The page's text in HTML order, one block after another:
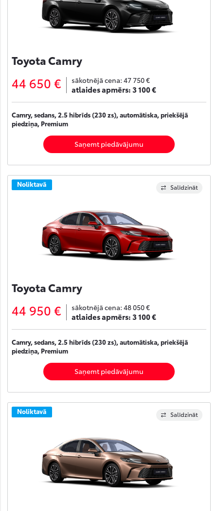
Toyota Camry
44 650 € sākotnējā cena: 47 750 €
atlaides apmērs:3 100 €
Camry, sedans, 2.5 hibrīds (230 zs), automātiska, priekšējā
piedziņa, Premium
Saņemt piedāvājumu
Salīdzināt
Noliktavā
Toyota Camry
44 950 € sākotnējā cena: 48 050 €
atlaides apmērs:3 100 €
Camry, sedans, 2.5 hibrīds (230 zs), automātiska, priekšējā
piedziņa, Premium
Saņemt piedāvājumu
Salīdzināt
Noliktavā